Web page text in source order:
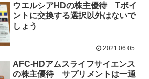
ウエルシアHDの株主優待 Tポイ
ントに交換する選択以外はないで
しょう
2021.06.05
AFC-HDアムスライフサイエンス
の株主優待 サプリメントは一通